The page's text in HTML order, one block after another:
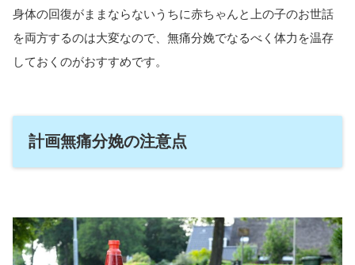
身体の回復がままならないうちに赤ちゃんと上の子のお世話
を両方するのは大変なので、無痛分娩でなるべく体力を温存
しておくのがおすすめです。
計画無痛分娩の注意点